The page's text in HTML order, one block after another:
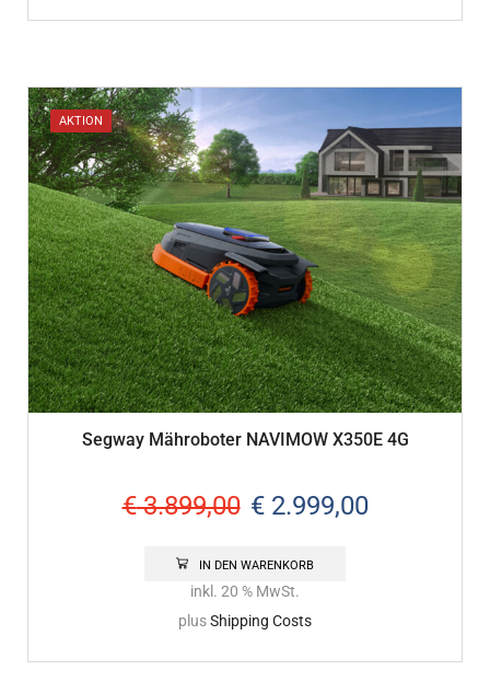
AKTION
Segway Mähroboter NAVIMOW X350E 4G
€3.899,00 €2.999,00
IN DEN WARENKORB
inkl. 20 % MwSt.
plusShipping Costs